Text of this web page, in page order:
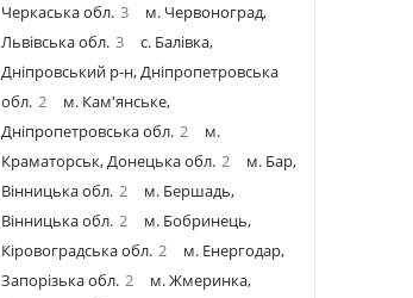
Черкаська обл. 3
м. Червоноград,
Львівська обл. 3
с. Балівка,
Дніпровський р-н, Дніпропетровська
обл. 2
м. Кам'янське,
Дніпропетровська обл. 2
м.
Краматорськ, Донецька обл. 2
м. Бар,
Вінницька обл. 2
м. Бершадь,
Вінницька обл. 2
м. Бобринець,
Кіровоградська обл. 2
м. Енергодар,
Запорізька обл. 2
м. Жмеринка,